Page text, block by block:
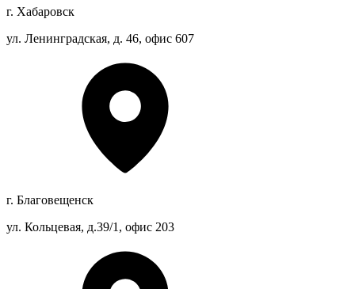
г. Хабаровск
ул. Ленинградская, д. 46, офис 607
г. Благовещенск
ул. Кольцевая, д.39/1, офис 203